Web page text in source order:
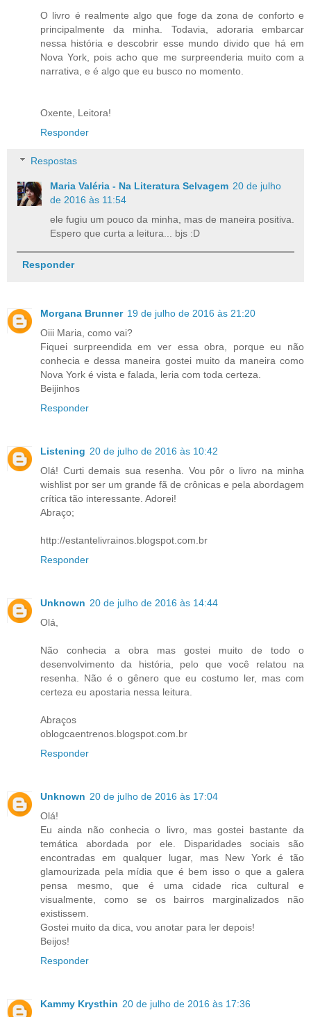
O livro é realmente algo que foge da zona de conforto e
principalmente da minha. Todavia, adoraria embarcar
nessa história e descobrir esse mundo divido que há em
Nova York, pois acho que me surpreenderia muito com a
narrativa, e é algo que eu busco no momento.
Oxente, Leitora!
Responder
Respostas
Maria Valéria - Na Literatura Selvagem 20 de julho
de 2016 às 11:54
ele fugiu um pouco da minha, mas de maneira positiva.
Espero que curta a leitura... bjs :D
Responder
Morgana Brunner 19 de julho de 2016 às 21:20
Oiii Maria, como vai?
Fiquei surpreendida em ver essa obra, porque eu não
conhecia e dessa maneira gostei muito da maneira como
Nova York é vista e falada, leria com toda certeza.
Beijinhos
Responder
Listening 20 de julho de 2016 às 10:42
Olá! Curti demais sua resenha. Vou pôr o livro na minha
wishlist por ser um grande fã de crônicas e pela abordagem
crítica tão interessante. Adorei!
Abraço;
http://estantelivrainos.blogspot.com.br
Responder
Unknown 20 de julho de 2016 às 14:44
Olá,
Não conhecia a obra mas gostei muito de todo o
desenvolvimento da história, pelo que você relatou na
resenha. Não é o gênero que eu costumo ler, mas com
certeza eu apostaria nessa leitura.
Abraços
oblogcaentrenos.blogspot.com.br
Responder
Unknown 20 de julho de 2016 às 17:04
Olá!
Eu ainda não conhecia o livro, mas gostei bastante da
temática abordada por ele. Disparidades sociais são
encontradas em qualquer lugar, mas New York é tão
glamourizada pela mídia que é bem isso o que a galera
pensa mesmo, que é uma cidade rica cultural e
visualmente, como se os bairros marginalizados não
existissem.
Gostei muito da dica, vou anotar para ler depois!
Beijos!
Responder
Kammy Krysthin 20 de julho de 2016 às 17:36